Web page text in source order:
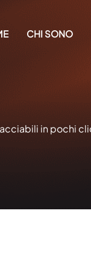
CHI SONO
in pochi